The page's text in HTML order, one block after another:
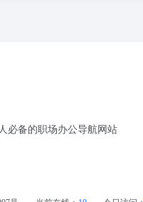
必备的职场办公导航网站